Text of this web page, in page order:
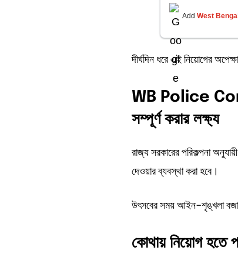
Add West
দীর্ঘদিন ধরে এই নিয়োগের
WB Police
সম্পূর্ণকরারলক্ষ্য
রাজ্য সরকারের পরিকল্পনা
দেওয়ার ব্যবস্থা করা হবে।
উৎসবের সময় আইন-শৃঙ্খলা
কোথায়নিয়োগহতে